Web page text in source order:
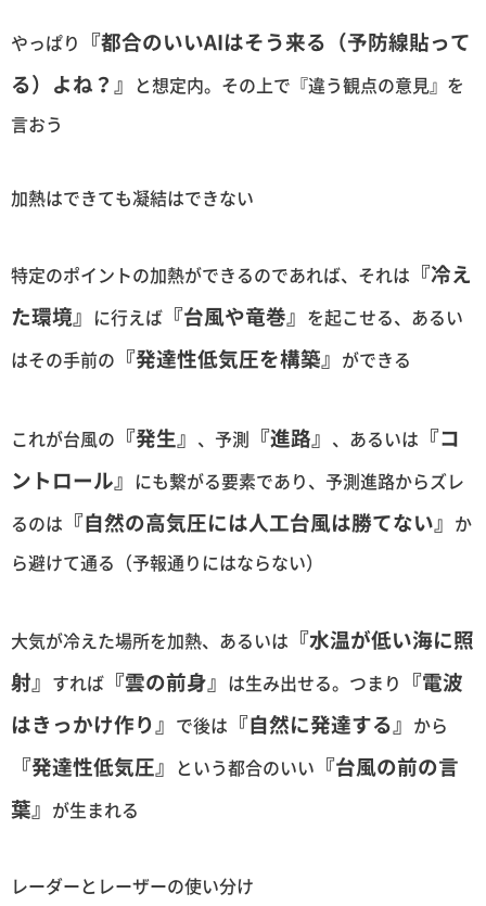
やっぱり 『都合のいいAIはそう来る（予防線貼って
る）よね？』 と想定内。その上で『違う観点の意見』を
言おう
加熱はできても凝結はできない
特定のポイントの加熱ができるのであれば、それは 『冷え
た環境』 に行えば 『台風や竜巻』 を起こせる、あるい
はその手前の 『発達性低気圧を構築』 ができる
これが台風の 『発生』 、予測 『進路』 、あるいは 『コ
ントロール』 にも繋がる要素であり、予測進路からズレ
るのは 『自然の高気圧には人工台風は勝てない』 か
ら避けて通る（予報通りにはならない）
大気が冷えた場所を加熱、あるいは 『水温が低い海に照
射』 すれば 『雲の前身』 は生み出せる。つまり 『電波
はきっかけ作り』 で後は 『自然に発達する』 から
『発達性低気圧』 という都合のいい 『台風の前の言
葉』 が生まれる
レーダーとレーザーの使い分け